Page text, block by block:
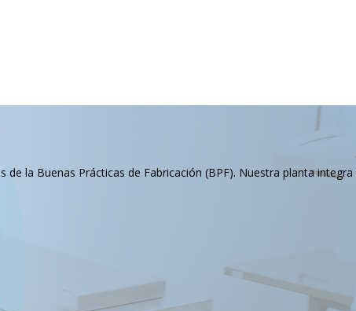
la Buenas Prácticas de Fabricación (BPF). Nuestra planta